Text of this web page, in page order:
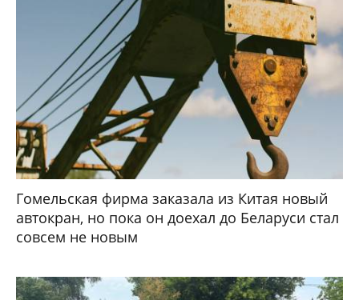
Гомельская фирма заказала из Китая новый
автокран, но пока он доехал до Беларуси стал
совсем не новым